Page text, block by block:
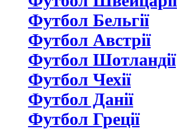
Футбол Бельгії
Футбол Австрії
Футбол Шотландії
Футбол Чехії
Футбол Данії
Футбол Греції